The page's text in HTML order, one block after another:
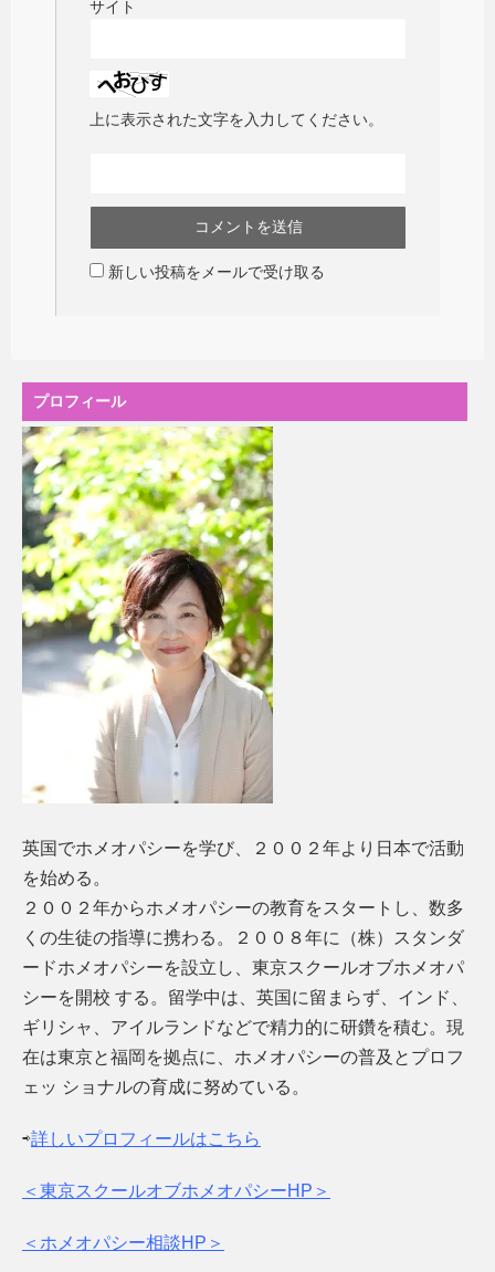
サイト
上に表示された文字を入力してください。
新しい投稿をメールで受け取る
プロフィール
英国でホメオパシーを学び、２００２年より日本で活動
を始める。
２００２年からホメオパシーの教育をスタートし、数多
くの生徒の指導に携わる。２００８年に（株）スタンダ
ードホメオパシーを設立し、東京スクールオブホメオパ
シーを開校 する。留学中は、英国に留まらず、インド、
ギリシャ、アイルランドなどで精力的に研鑽を積む。現
在は東京と福岡を拠点に、ホメオパシーの普及とプロフ
ェッ ショナルの育成に努めている。
⇨詳しいプロフィールはこちら
＜東京スクールオブホメオパシーHP＞
＜ホメオパシー相談HP＞